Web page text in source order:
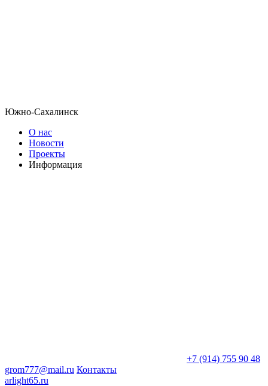
Южно-Сахалинск
О нас
Новости
Проекты
Информация
+7 (914) 755 90 48
grom777@mail.ru Контакты
arlight65.ru